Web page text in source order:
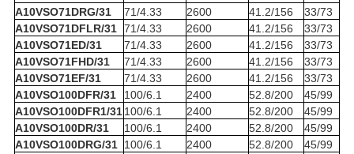
A10VSO71DRG/31
71/4.33 2600 41.2/156
33/73
A10VSO71DFLR/31 71/4.33 2600 41.2/156
33/73
A10VSO71ED/31
71/4.33 2600 41.2/156
33/73
A10VSO71FHD/31
71/4.33 2600 41.2/156
33/73
A10VSO71EF/31
71/4.33 2600 41.2/156
33/73
A10VSO100DFR/31
100/6.1 2400 52.8/200
45/99
A10VSO100DFR1/31100/6.1 2400 52.8/200
45/99
A10VSO100DR/31
100/6.1 2400 52.8/200
45/99
A10VSO100DRG/31 100/6.1 2400 52.8/200
45/99